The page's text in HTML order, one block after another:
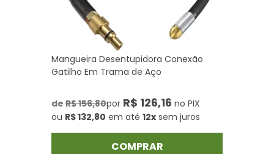
Mangueira Desentupidora Conexão
Gatilho Em Trama de Aço
de R$ 156,80por R$ 126,16 no PIX
ou R$ 132,80 em até 12x sem juros
COMPRAR